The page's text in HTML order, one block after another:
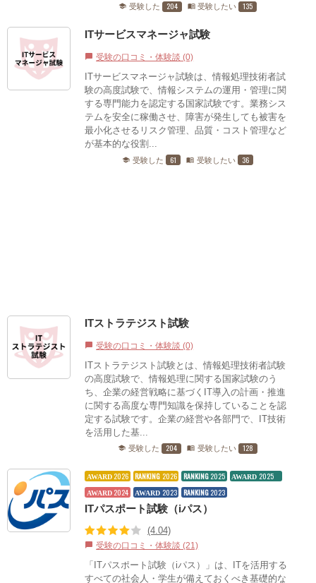
school 受験した 204 menu_book 受験したい 135
ITサービスマネージャ試験
chat_bubble 受験の口コミ・体験談 (0)
ITサービスマネージャ試験は、情報処理技術者試
験の高度試験で、情報システムの運用・管理に関
する専門能力を認定する国家試験です。業務シス
テムを安全に稼働させ、障害が発生しても被害を
最小化させるリスク管理、品質・コスト管理など
が基本的な役割...
school 受験した 61 menu_book 受験したい 36
ITストラテジスト試験
chat_bubble 受験の口コミ・体験談 (0)
ITストラテジスト試験とは、情報処理技術者試験
の高度試験で、情報処理に関する国家試験のう
ち、企業の経営戦略に基づくIT導入の計画・推進
に関する高度な専門知識を保持していることを認
定する試験です。企業の経営や各部門で、IT技術
を活用した基...
school 受験した 204 menu_book 受験したい 128
AWARD 2026 RANKING 2026 RANKING 2025 AWARD 2025
AWARD 2024 AWARD 2023 RANKING 2023
ITパスポート試験（iパス）
(4.04)
chat_bubble 受験の口コミ・体験談 (21)
「ITパスポート試験（iパス）」は、ITを活用する
すべての社会人・学生が備えておくべき基礎的な